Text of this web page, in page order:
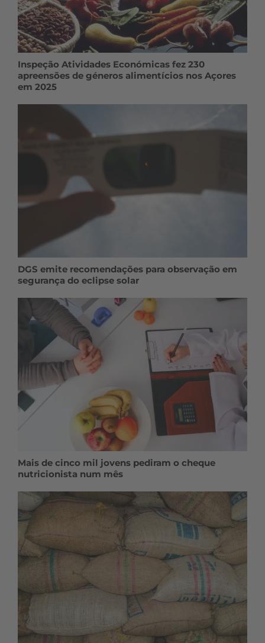
Inspeção Atividades Económicas fez 230
apreensões de géneros alimentícios nos Açores
em 2025
DGS emite recomendações para observação em
segurança do eclipse solar
Mais de cinco mil jovens pediram o cheque
nutricionista num mês